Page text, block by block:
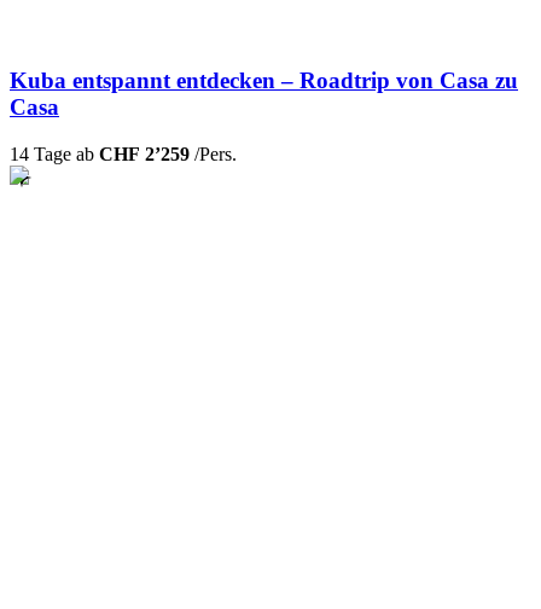
Kuba entspannt entdecken – Roadtrip von Casa zu
Casa
14 Tage ab CHF 2’259 /Pers.